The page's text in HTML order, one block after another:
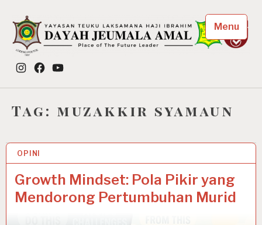
content
Dayah Jeumala Amal
Place of The Future Leader
Instagram
FacebookYouTube
Menu
Tag: muzakkir syamaun
OPINI
Growth Mindset: Pola Pikir yang
Mendorong Pertumbuhan Murid
21 OCT 2025